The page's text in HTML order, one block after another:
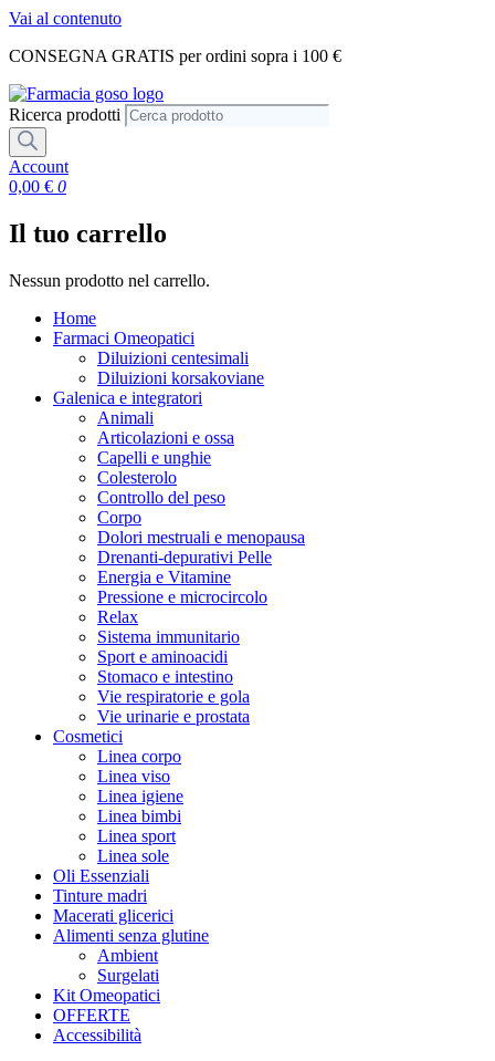
Vai al contenuto
CONSEGNA GRATIS per ordini sopra i 100 €
Ricerca prodotti
Account
0,00 € 0
Il tuo carrello
Nessun prodotto nel carrello.
Home
Farmaci Omeopatici
Diluizioni centesimali
Diluizioni korsakoviane
Galenica e integratori
Animali
Articolazioni e ossa
Capelli e unghie
Colesterolo
Controllo del peso
Corpo
Dolori mestruali e menopausa
Drenanti-depurativi Pelle
Energia e Vitamine
Pressione e microcircolo
Relax
Sistema immunitario
Sport e aminoacidi
Stomaco e intestino
Vie respiratorie e gola
Vie urinarie e prostata
Cosmetici
Linea corpo
Linea viso
Linea igiene
Linea bimbi
Linea sport
Linea sole
Oli Essenziali
Tinture madri
Macerati glicerici
Alimenti senza glutine
Ambient
Surgelati
Kit Omeopatici
OFFERTE
Accessibilità